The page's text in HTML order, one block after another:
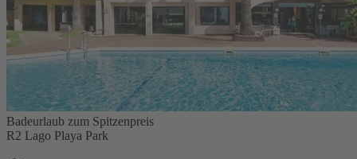
Badeurlaub zum Spitzenpreis
R2 Lago Playa Park